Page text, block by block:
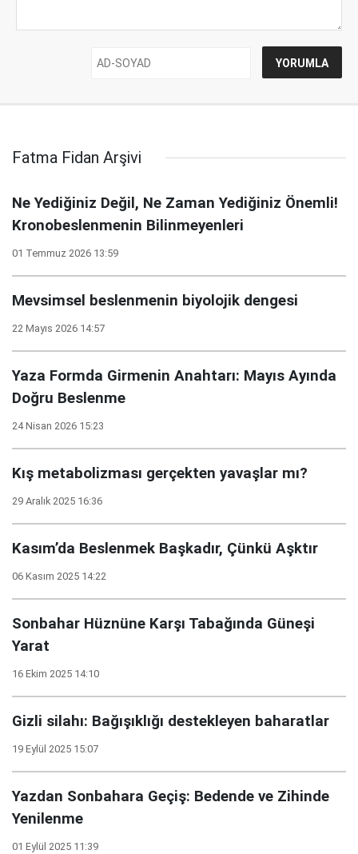
Fatma Fidan Arşivi
Ne Yediğiniz Değil, Ne Zaman Yediğiniz Önemli!
Kronobeslenmenin Bilinmeyenleri
01 Temmuz 2026 13:59
Mevsimsel beslenmenin biyolojik dengesi
22 Mayıs 2026 14:57
Yaza Formda Girmenin Anahtarı: Mayıs Ayında
Doğru Beslenme
24 Nisan 2026 15:23
Kış metabolizması gerçekten yavaşlar mı?
29 Aralık 2025 16:36
Kasım’da Beslenmek Başkadır, Çünkü Aşktır
06 Kasım 2025 14:22
Sonbahar Hüznüne Karşı Tabağında Güneşi
Yarat
16 Ekim 2025 14:10
Gizli silahı: Bağışıklığı destekleyen baharatlar
19 Eylül 2025 15:07
Yazdan Sonbahara Geçiş: Bedende ve Zihinde
Yenilenme
01 Eylül 2025 11:39